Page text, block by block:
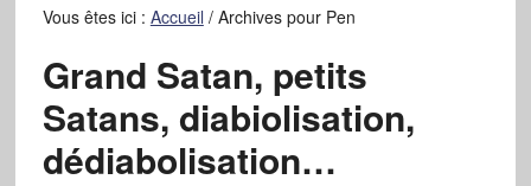
Vous êtes ici : Accueil /Archives pour Pen
Grand Satan, petits
Satans, diabiolisation,
dédiabolisation…